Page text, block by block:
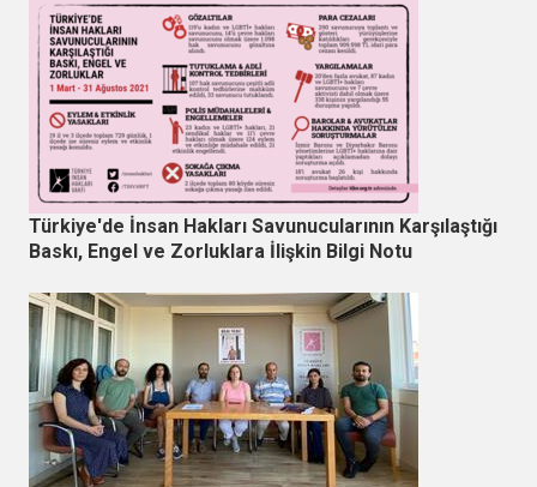
Türkiye'de İnsan Hakları Savunucularının Karşılaştığı
Baskı, Engel ve Zorluklara İlişkin Bilgi Notu